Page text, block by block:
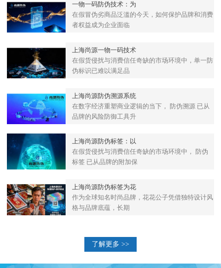
一物一码防伪技术：为
在假冒伪劣商品泛滥的今天，如何保护品牌和消费
者权益成为企业面临
上海尚源一物一码技术
在假货侵扰与消费信任奇缺的市场环境中，单一防
伪标识已难以满足品
上海尚源防伪溯源系统
在数字经济重塑商业逻辑的当下， 防伪溯源 已从
品牌的风险防御工具升
上海尚源防伪标签：以
在假货侵扰与消费信任奇缺的市场环境中， 防伪
标签 已从品牌的附加保
上海尚源防伪标签为花
作为全球知名时尚品牌，花花公子凭借独特设计风
格与品牌底蕴，长期
了解更多 >>